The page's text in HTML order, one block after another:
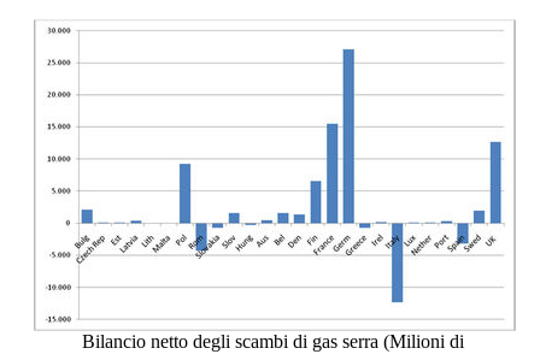
Bilancio netto degli scambi di gas serra (Milioni di